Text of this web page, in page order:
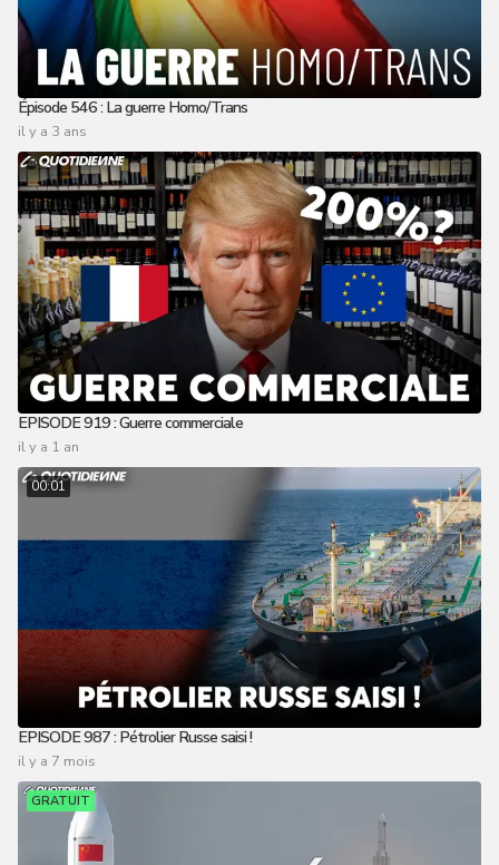
Épisode 546 : La guerre Homo/Trans
il y a 3 ans
EPISODE 919 : Guerre commerciale
il y a 1 an
00:01
EPISODE 987 : Pétrolier Russe saisi !
il y a 7 mois
GRATUIT